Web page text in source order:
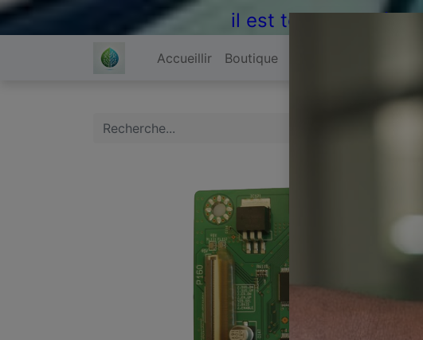
il est temps de
Accueillir Boutique